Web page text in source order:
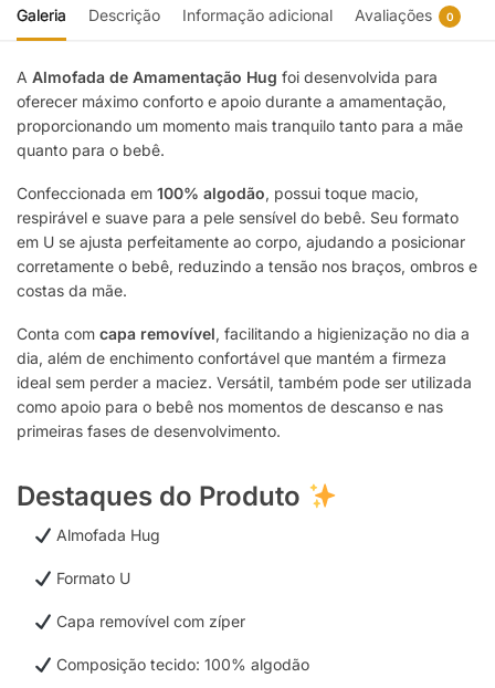
Galeria Descrição Informação adicional Avaliações 0
A Almofada de Amamentação Hug foi desenvolvida para
oferecer máximo conforto e apoio durante a amamentação,
proporcionando um momento mais tranquilo tanto para a mãe
quanto para o bebê.
Confeccionada em 100% algodão, possui toque macio,
respirável e suave para a pele sensível do bebê. Seu formato
em U se ajusta perfeitamente ao corpo, ajudando a posicionar
corretamente o bebê, reduzindo a tensão nos braços, ombros e
costas da mãe.
Conta com capa removível, facilitando a higienização no dia a
dia, além de enchimento confortável que mantém a firmeza
ideal sem perder a maciez. Versátil, também pode ser utilizada
como apoio para o bebê nos momentos de descanso e nas
primeiras fases de desenvolvimento.
Destaques do Produto
Almofada Hug
Formato U
Capa removível com zíper
Composição tecido: 100% algodão